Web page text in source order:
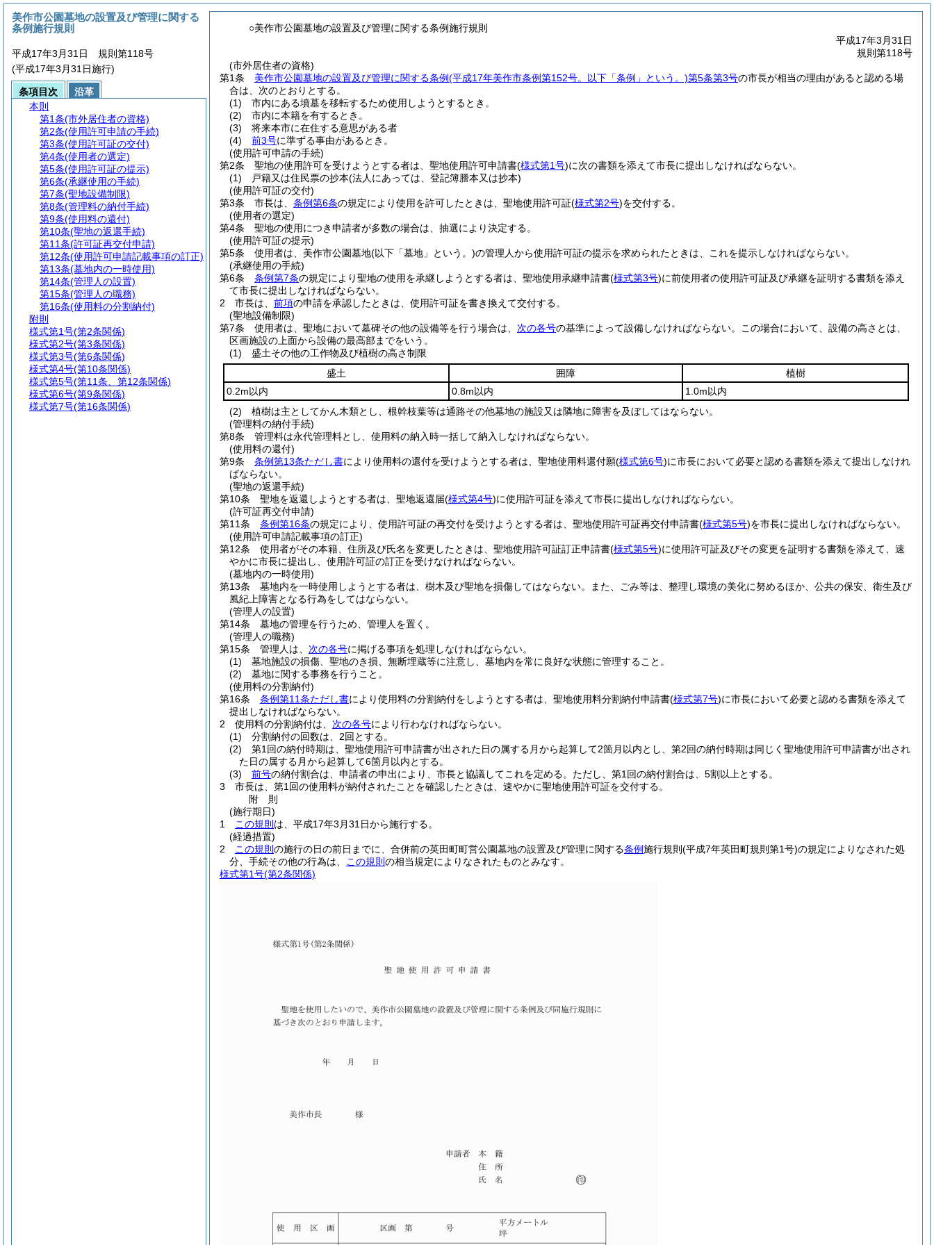
○美作市公園墓地の設置及び管理に関する条例施行規則
平成17年3月31日
規則第118号
(市外居住者の資格)
第1条
美作市公園墓地の設置及び管理に関する条例(平成17年美作市条例第152号。以下「条例」という。)第5条第3号の市長が相当の理由があると認める場
合は、次のとおりとする。
(1)
市内にある墳墓を移転するため使用しようとするとき。
(2)
市内に本籍を有するとき。
(3)
将来本市に在住する意思がある者
(4)
前3号に準ずる事由があるとき。
(使用許可申請の手続)
第2条
聖地の使用許可を受けようとする者は、聖地使用許可申請書(様式第1号)に次の書類を添えて市長に提出しなければならない。
(1)
戸籍又は住民票の抄本(法人にあっては、登記簿謄本又は抄本)
(使用許可証の交付)
第3条
市長は、 条例第6条の規定により使用を許可したときは、聖地使用許可証(様式第2号)を交付する。
(使用者の選定)
第4条
聖地の使用につき申請者が多数の場合は、抽選により決定する。
(使用許可証の提示)
第5条
使用者は、美作市公園墓地(以下「墓地」という。)の管理人から使用許可証の提示を求められたときは、これを提示しなければならない。
(承継使用の手続)
第6条
条例第7条の規定により聖地の使用を承継しようとする者は、聖地使用承継申請書(様式第3号)に前使用者の使用許可証及び承継を証明する書類を添え
て市長に提出しなければならない。
2
市長は、 前項の申請を承認したときは、使用許可証を書き換えて交付する。
(聖地設備制限)
第7条
使用者は、聖地において墓碑その他の設備等を行う場合は、 次の各号の基準によって設備しなければならない。
この場合において、設備の高さとは、
区画施設の上面から設備の最高部までをいう。
(1)
盛土その他の工作物及び植樹の高さ制限
盛土
囲障
植樹
0.2m以内
0.8m以内
1.0m以内
(2)
植樹は主としてかん木類とし、根幹枝葉等は通路その他墓地の施設又は隣地に障害を及ぼしてはならない。
(管理料の納付手続)
第8条
管理料は永代管理料とし、使用料の納入時一括して納入しなければならない。
(使用料の還付)
第9条
条例第13条ただし書により使用料の還付を受けようとする者は、聖地使用料還付願(様式第6号)に市長において必要と認める書類を添えて提出しなけれ
ばならない。
(聖地の返還手続)
第10条
聖地を返還しようとする者は、聖地返還届(様式第4号)に使用許可証を添えて市長に提出しなければならない。
(許可証再交付申請)
第11条
条例第16条の規定により、使用許可証の再交付を受けようとする者は、聖地使用許可証再交付申請書(様式第5号)を市長に提出しなければならない。
(使用許可申請記載事項の訂正)
第12条
使用者がその本籍、住所及び氏名を変更したときは、聖地使用許可証訂正申請書(様式第5号)に使用許可証及びその変更を証明する書類を添えて、速
やかに市長に提出し、使用許可証の訂正を受けなければならない。
(墓地内の一時使用)
第13条
墓地内を一時使用しようとする者は、樹木及び聖地を損傷してはならない。
また、ごみ等は、整理し環境の美化に努めるほか、公共の保安、衛生及び
風紀上障害となる行為をしてはならない。
(管理人の設置)
第14条
墓地の管理を行うため、管理人を置く。
(管理人の職務)
第15条
管理人は、 次の各号に掲げる事項を処理しなければならない。
(1)
墓地施設の損傷、聖地のき損、無断埋蔵等に注意し、墓地内を常に良好な状態に管理すること。
(2)
墓地に関する事務を行うこと。
(使用料の分割納付)
第16条
条例第11条ただし書により使用料の分割納付をしようとする者は、聖地使用料分割納付申請書(様式第7号)に市長において必要と認める書類を添えて
提出しなければならない。
2
使用料の分割納付は、 次の各号により行わなければならない。
(1)
分割納付の回数は、2回とする。
(2)
第1回の納付時期は、聖地使用許可申請書が出された日の属する月から起算して2箇月以内とし、第2回の納付時期は同じく聖地使用許可申請書が出され
た日の属する月から起算して6箇月以内とする。
(3)
前号の納付割合は、申請者の申出により、市長と協議してこれを定める。 ただし、第1回の納付割合は、5割以上とする。
3
市長は、第1回の使用料が納付されたことを確認したときは、速やかに聖地使用許可証を交付する。
附 則
(施行期日)
1
この規則 は、平成17年3月31日から施行する。
(経過措置)
2
この規則 の施行の日の前日までに、合併前の英田町町営公園墓地の設置及び管理に関する条例施行規則 (平成7年英田町規則第1号)の規定によりなされた処
分、手続その他の行為は、
この規則 の相当規定によりなされたものとみなす。
様式第1号(第2条関係)
美作市公園墓地の設置及び管理に関する
条例施行規則
平成17年3月31日 規則第118号
(平成17年3月31日施行)
条項目次
沿革
本則
第1条(市外居住者の資格)
第2条(使用許可申請の手続)
第3条(使用許可証の交付)
第4条(使用者の選定)
第5条(使用許可証の提示)
第6条(承継使用の手続)
第7条(聖地設備制限)
第8条(管理料の納付手続)
第9条(使用料の還付)
第10条(聖地の返還手続)
第11条(許可証再交付申請)
第12条(使用許可申請記載事項の訂正)
第13条(墓地内の一時使用)
第14条(管理人の設置)
第15条(管理人の職務)
第16条(使用料の分割納付)
附則
様式第1号(第2条関係)
様式第2号(第3条関係)
様式第3号(第6条関係)
様式第4号(第10条関係)
様式第5号(第11条、第12条関係)
様式第6号(第9条関係)
様式第7号(第16条関係)